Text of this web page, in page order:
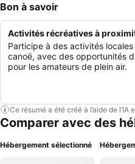
Bon à savoir
Activités récréatives à
Participe à des activités
canoë, avec des opportunités
pour les amateurs de plein air.
Ce résumé a été créé à l’aide de
Comparer avec des
Hébergement sélectionné